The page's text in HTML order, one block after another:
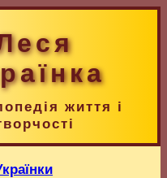
життя і